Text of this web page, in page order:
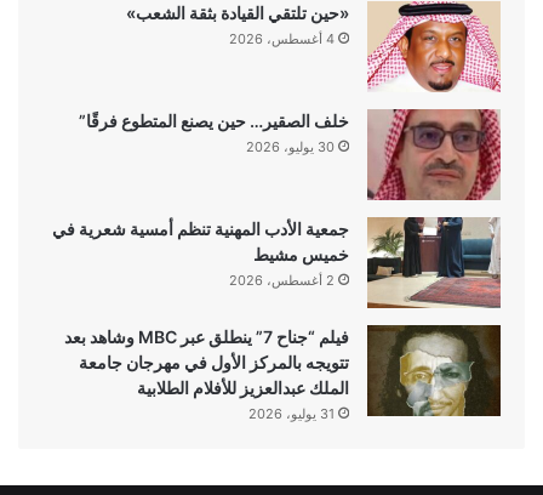
«حين تلتقي القيادة بثقة الشعب»
4 أغسطس، 2026
خلف الصقير… حين يصنع المتطوع فرقًا”
30 يوليو، 2026
جمعية الأدب المهنية تنظم أمسية شعرية في
خميس مشيط
2 أغسطس، 2026
فيلم “جناح 7” ينطلق عبر MBC وشاهد بعد
تتويجه بالمركز الأول في مهرجان جامعة
الملك عبدالعزيز للأفلام الطلابية
31 يوليو، 2026